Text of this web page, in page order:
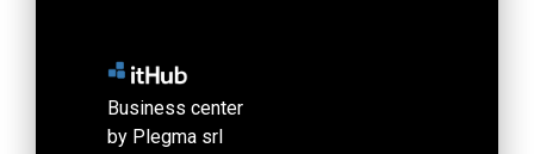
Business center
by Plegma srl